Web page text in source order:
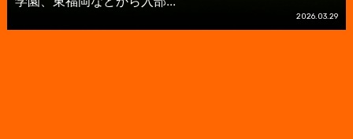
2026.03.29